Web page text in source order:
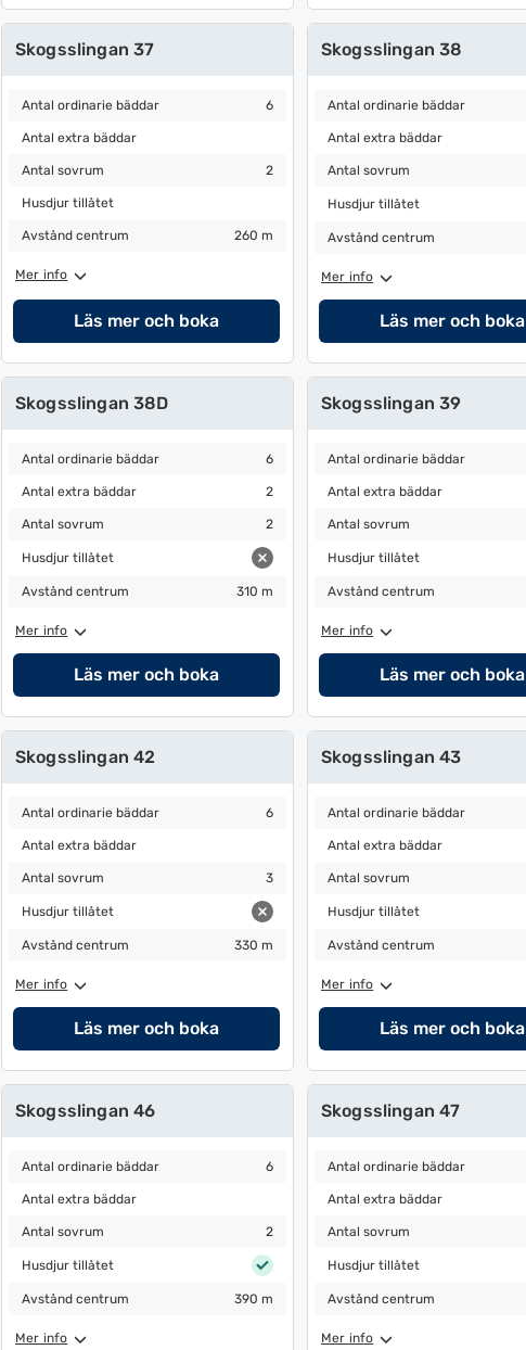
datum.
Skogsslingan 37
Antal ordinarie bäddar
Antal ordinarie bäddar 6
Antal extra bäddar
Antal extra bäddar
Antal sovrum
Antal sovrum 2
Husdjur tillåtet
Husdjur tillåtet
Avstånd centrum
Avstånd centrum 260 m
Mer info
Läs mer och boka
Skogsslingan 38
Antal ordinarie bäddar
Antal ordinarie bäddar
Antal extra bäddar
Antal extra bäddar
Antal sovrum
Antal sovrum
Husdjur tillåtet
Husdjur tillåtet
Avstånd centrum
Avstånd centrum
Mer info
Läs mer och boka
Skogsslingan 38D
Antal ordinarie bäddar
Antal ordinarie bäddar 6
Antal extra bäddar
Antal extra bäddar 2
Antal sovrum
Antal sovrum 2
Husdjur tillåtet
Husdjur tillåtet
Avstånd centrum
Avstånd centrum 310 m
Mer info
Läs mer och boka
Skogsslingan 39
Antal ordinarie bäddar
Antal ordinarie bäddar
Antal extra bäddar
Antal extra bäddar
Antal sovrum
Antal sovrum
Husdjur tillåtet
Husdjur tillåtet
Avstånd centrum
Avstånd centrum
Mer info
Läs mer och boka
Skogsslingan 42
Antal ordinarie bäddar
Antal ordinarie bäddar 6
Antal extra bäddar
Antal extra bäddar
Antal sovrum
Antal sovrum 3
Husdjur tillåtet
Husdjur tillåtet
Avstånd centrum
Avstånd centrum 330 m
Mer info
Läs mer och boka
Skogsslingan 43
Antal ordinarie bäddar
Antal ordinarie bäddar
Antal extra bäddar
Antal extra bäddar
Antal sovrum
Antal sovrum
Husdjur tillåtet
Husdjur tillåtet
Avstånd centrum
Avstånd centrum
Mer info
Läs mer och boka
Skogsslingan 46
Antal ordinarie bäddar
Antal ordinarie bäddar 6
Antal extra bäddar
Antal extra bäddar
Antal sovrum
Antal sovrum 2
Husdjur tillåtet
Husdjur tillåtet
Avstånd centrum
Avstånd centrum 390 m
Mer info
Skogsslingan 47
Antal ordinarie bäddar
Antal ordinarie bäddar
Antal extra bäddar
Antal extra bäddar
Antal sovrum
Antal sovrum
Husdjur tillåtet
Husdjur tillåtet
Avstånd centrum
Avstånd centrum
Mer info